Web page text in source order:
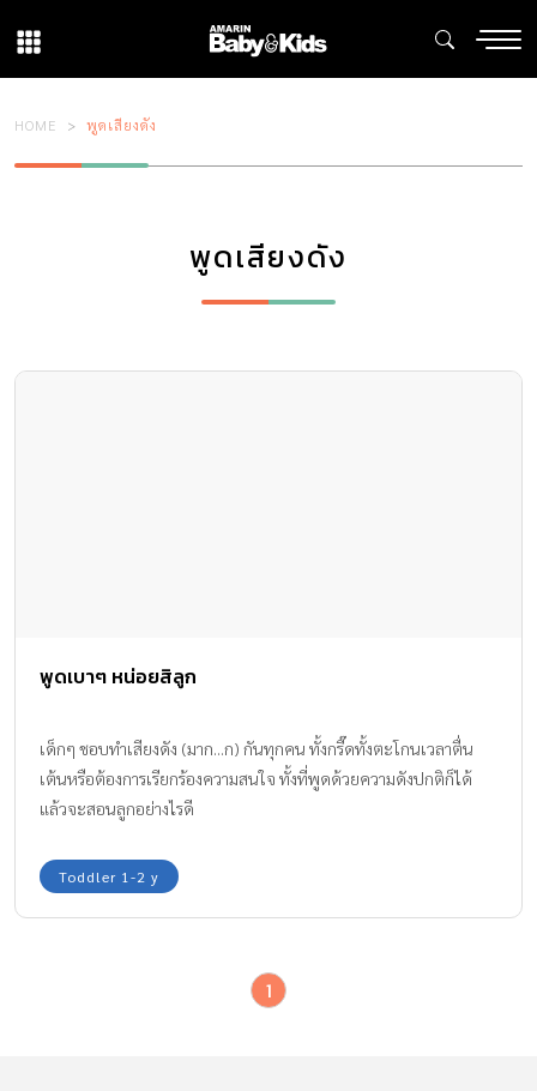
HOME พูดเสียงดัง
พูดเสียงดัง
พูดเบาๆ หน่อยสิลูก
เด็กๆ ชอบทำเสียงดัง (มาก...ก) กันทุกคน ทั้งกรี๊ดทั้งตะโกนเวลาตื่น
เต้นหรือต้องการเรียกร้องความสนใจ ทั้งที่พูดด้วยความดังปกติก็ได้
แล้วจะสอนลูกอย่างไรดี
Toddler 1-2 y
1